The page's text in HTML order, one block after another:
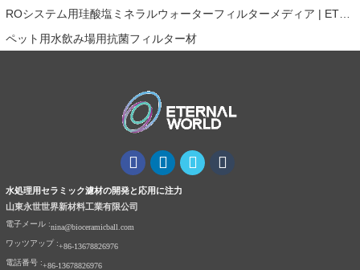
ペット用水飲み場用抗菌フィルター材
水処理用セラミック濾材の開発と応用に注力
山東永世世界新材料工業有限公司
電子メール :nina@bioceramicball.com
ワッツアップ :+86-13678826976
電話番号 :+86-13678826976